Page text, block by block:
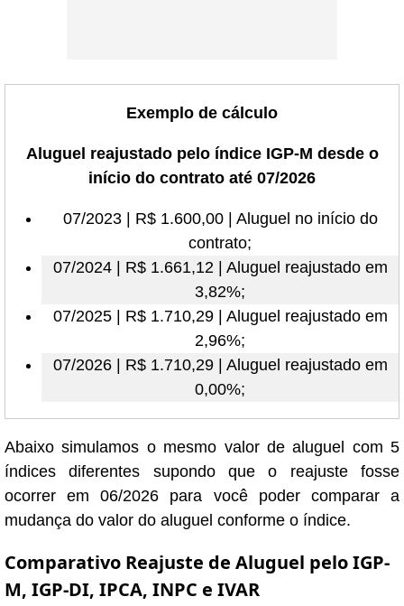
Exemplo de cálculo
Aluguel reajustado pelo índice IGP-M desde o
início do contrato até 07/2026
07/2023 | R$ 1.600,00 | Aluguel no início do
contrato;
07/2024 | R$ 1.661,12 | Aluguel reajustado em
3,82%;
07/2025 | R$ 1.710,29 | Aluguel reajustado em
2,96%;
07/2026 | R$ 1.710,29 | Aluguel reajustado em
0,00%;
Abaixo simulamos o mesmo valor de aluguel com 5
índices diferentes supondo que o reajuste fosse
ocorrer em 06/2026 para você poder comparar a
mudança do valor do aluguel conforme o índice.
Comparativo Reajuste de Aluguel pelo IGP-
M, IGP-DI, IPCA, INPC e IVAR